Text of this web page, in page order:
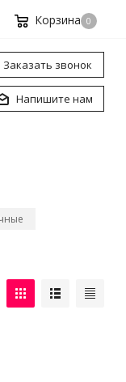
Корзина 0
Заказать звонок
Напишите нам